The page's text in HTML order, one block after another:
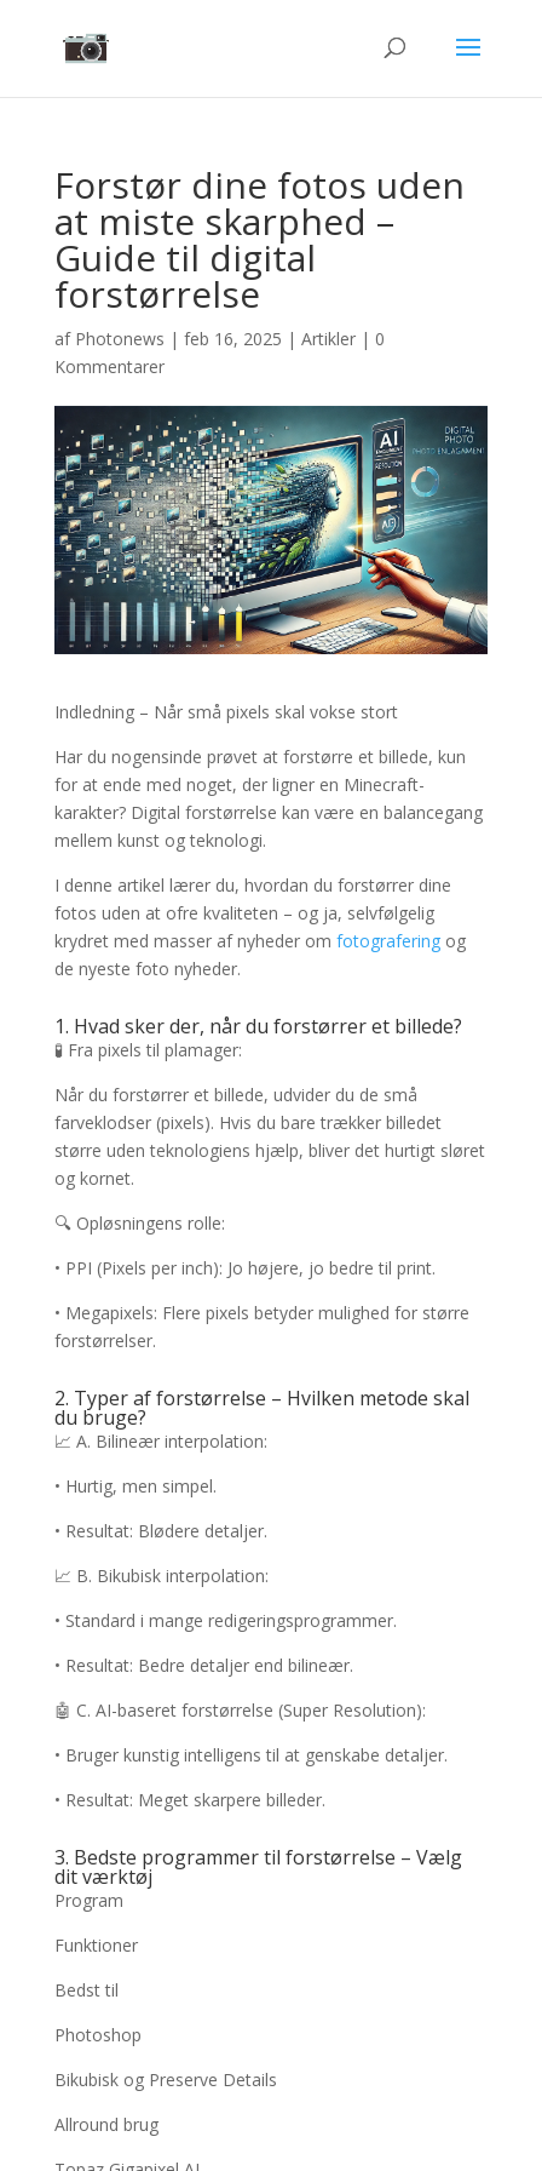
Forstør dine fotos uden
at miste skarphed –
Guide til digital
forstørrelse
af Photonews | feb 16, 2025 | Artikler| 0
Kommentarer
Indledning – Når små pixels skal vokse stort
Har du nogensinde prøvet at forstørre et billede, kun
for at ende med noget, der ligner en Minecraft-
karakter? Digital forstørrelse kan være en balancegang
mellem kunst og teknologi.
I denne artikel lærer du, hvordan du forstørrer dine
fotos uden at ofre kvaliteten – og ja, selvfølgelig
krydret med masser af nyheder om fotograferingog
de nyeste foto nyheder.
1. Hvad sker der, når du forstørrer et billede?
🧪 Fra pixels til plamager:
Når du forstørrer et billede, udvider du de små
farveklodser (pixels). Hvis du bare trækker billedet
større uden teknologiens hjælp, bliver det hurtigt sløret
og kornet.
🔍 Opløsningens rolle:
• PPI (Pixels per inch): Jo højere, jo bedre til print.
• Megapixels: Flere pixels betyder mulighed for større
forstørrelser.
2. Typer af forstørrelse – Hvilken metode skal
du bruge?
📈 A. Bilineær interpolation:
• Hurtig, men simpel.
• Resultat: Blødere detaljer.
📈 B. Bikubisk interpolation:
• Standard i mange redigeringsprogrammer.
• Resultat: Bedre detaljer end bilineær.
🤖 C. AI-baseret forstørrelse (Super Resolution):
• Bruger kunstig intelligens til at genskabe detaljer.
• Resultat: Meget skarpere billeder.
3. Bedste programmer til forstørrelse – Vælg
dit værktøj
Program
Funktioner
Bedst til
Photoshop
Bikubisk og Preserve Details
Allround brug